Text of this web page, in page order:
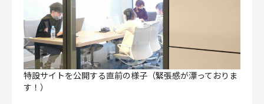
特設サイトを公開する直前の様子（緊張感が漂っておりま
す！）